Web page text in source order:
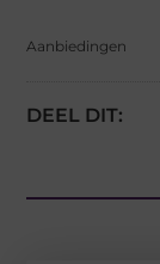
Aanbiedingen
DEEL DIT: